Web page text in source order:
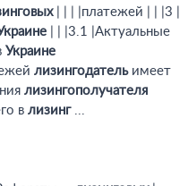
| | | |платежей | | |3 |
| | |3.1 |Актуальные
Украине
лизингодательимеет
лизингополучателя
в лизинг...